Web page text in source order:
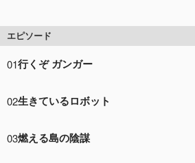
エピソード
01行くぞ ガンガー
02生きているロボット
03燃える島の陰謀